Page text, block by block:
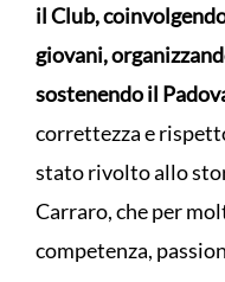
il Club,
giovani,
sostenendo il
correttezza e
stato rivolto allo
Carraro, che per
competenza,